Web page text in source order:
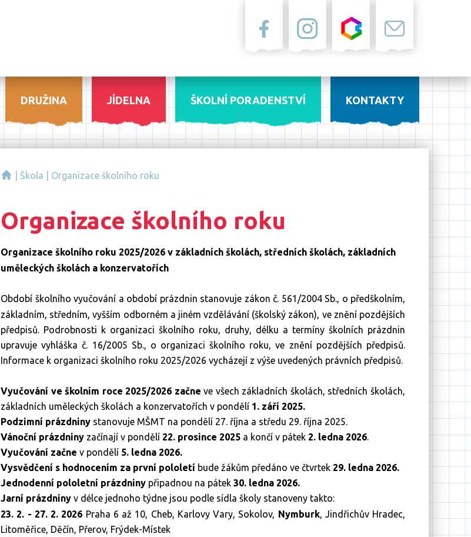
DRUŽINA JÍDELNA ŠKOLNÍ PORADENSTVÍ KONTAKTY
Škola Organizace školního roku
Organizace školního roku
Organizace školního roku 2025/2026 v základních školách, středních školách, základních
uměleckých školách a konzervatořích
Období školního vyučování a období prázdnin stanovuje zákon č. 561/2004 Sb., o předškolním,
základním, středním, vyšším odborném a jiném vzdělávání (školský zákon), ve znění pozdějších
předpisů. Podrobnosti k organizaci školního roku, druhy, délku a termíny školních prázdnin
upravuje vyhláška č. 16/2005 Sb., o organizaci školního roku, ve znění pozdějších předpisů.
Informace k organizaci školního roku 2025/2026 vycházejí z výše uvedených právních předpisů.
Vyučování ve školním roce 2025/2026 začneve všech základních školách, středních školách,
základních uměleckých školách a konzervatořích v pondělí 1. září 2025.
Podzimní prázdniny stanovuje MŠMT na pondělí 27. října a středu 29. října 2025.
Vánoční prázdniny začínají v pondělí 22. prosince 2025 a končí v pátek 2. ledna 2026.
Vyučování začne v pondělí 5. ledna 2026.
Vysvědčení s hodnocením za první pololetí bude žákům předáno ve čtvrtek 29. ledna 2026.
Jednodenní pololetní prázdniny připadnou na pátek 30. ledna 2026.
Jarní prázdniny v délce jednoho týdne jsou podle sídla školy stanoveny takto:
23. 2. - 27. 2. 2026 Praha 6 až 10, Cheb, Karlovy Vary, Sokolov, Nymburk, Jindřichův Hradec,
Litoměřice, Děčín, Přerov, Frýdek-Místek